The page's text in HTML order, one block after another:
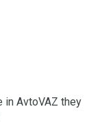
AvtoVAZ they